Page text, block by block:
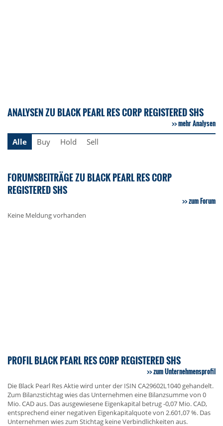
ANALYSEN ZU BLACK PEARL RES CORP REGISTERED SHS
mehr Analysen
Alle
Buy Hold Sell
FORUMSBEITRÄGE ZU BLACK PEARL RES CORP
REGISTERED SHS
zum Forum
Keine Meldung vorhanden
PROFIL BLACK PEARL RES CORP REGISTERED SHS
zum Unternehmensprofil
Die Black Pearl Res Aktie wird unter der ISIN CA29602L1040 gehandelt.
Zum Bilanzstichtag wies das Unternehmen eine Bilanzsumme von 0
Mio. CAD aus. Das ausgewiesene Eigenkapital betrug -0,07 Mio. CAD,
entsprechend einer negativen Eigenkapitalquote von 2.601,07 %. Das
Unternehmen wies zum Stichtag keine Verbindlichkeiten aus.